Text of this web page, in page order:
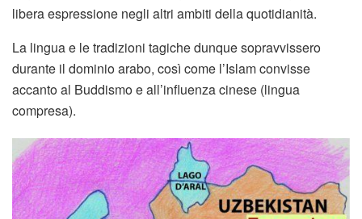
libera espressione negli altri ambiti della quotidianità.
La lingua e le tradizioni tagiche dunque sopravvissero
durante il dominio arabo, così come l’Islam convisse
accanto al Buddismo e all’influenza cinese (lingua
compresa).